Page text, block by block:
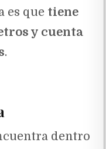
es que tiene
y cuenta
.
dentro